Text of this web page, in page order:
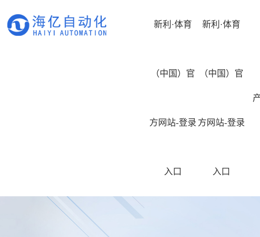
新利·体育
（中国）官
方网站-登录
入口
新利·体育
（中国）官
方网站-登录
入口